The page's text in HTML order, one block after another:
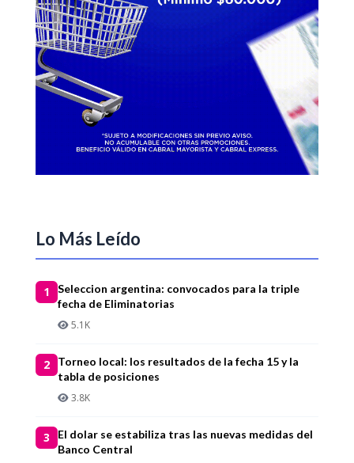
Lo Más Leído
1
Seleccion argentina: convocados para la triple
fecha de Eliminatorias
5.1K
2
Torneo local: los resultados de la fecha 15 y la
tabla de posiciones
3.8K
3
El dolar se estabiliza tras las nuevas medidas del
Banco Central